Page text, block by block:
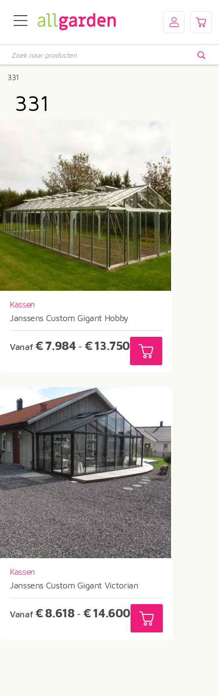
zoeken
331
331
Kassen
Janssens Custom Gigant Hobby
Vanaf €7.984 - €13.750 Prijsklasse:
€7.984
Kassen
Janssens Custom Gigant Victorian
Vanaf €8.618 - €14.600 Prijsklasse:
€8.618